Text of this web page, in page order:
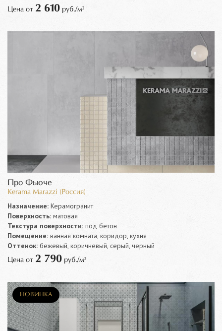
Цена от 2 610 руб./м²
Про Фьюче
Kerama Marazzi (Россия)
Назначение: Керамогранит
Поверхность: матовая
Текстура поверхности: под бетон
Помещение: ванная комната, коридор, кухня
Оттенок: бежевый, коричневый, серый, черный
Цена от 2 790 руб./м²
НОВИНКА